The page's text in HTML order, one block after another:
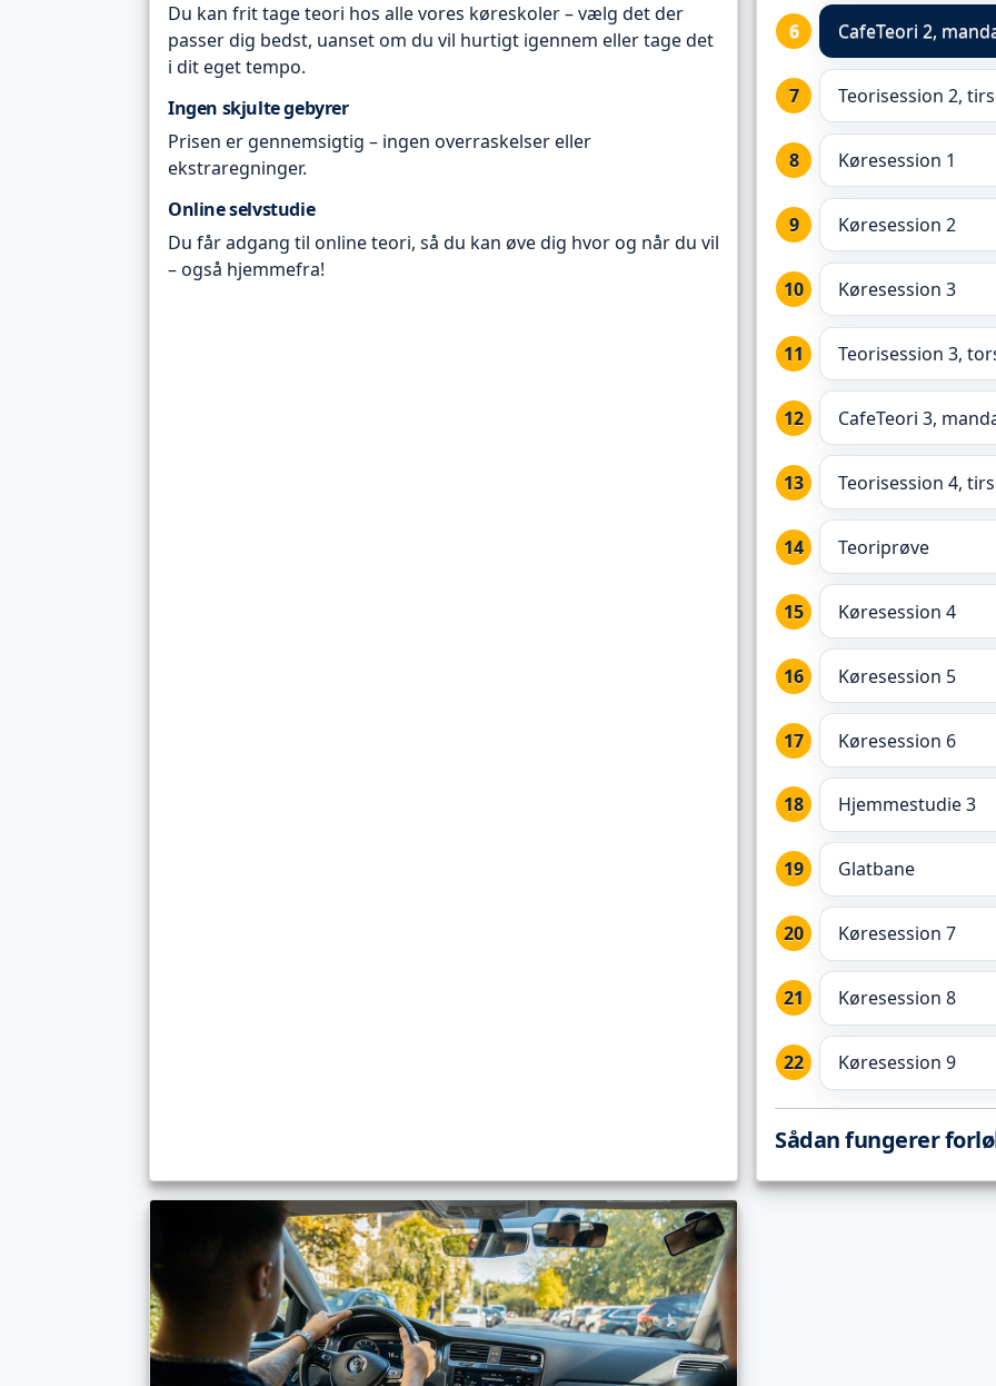
Du kan frit tage teori hos alle vores køreskoler – vælg det der
passer dig bedst, uanset om du vil hurtigt igennem eller tage det
i dit eget tempo.
Ingen skjulte gebyrer
Prisen er gennemsigtig – ingen overraskelser eller
ekstraregninger.
Online selvstudie
Du får adgang til online teori, så du kan øve dig hvor og når du vil
– også hjemmefra!
CafeTeori 2,
Teorisession 2,
Køresession 1
Køresession 2
Køresession 3
Teorisession 3,
CafeTeori 3,
Teorisession 4,
Teoriprøve
Køresession 4
Køresession 5
Køresession 6
Hjemmestudie 3
Glatbane
Køresession 7
Køresession 8
Køresession 9
Sådan fungerer